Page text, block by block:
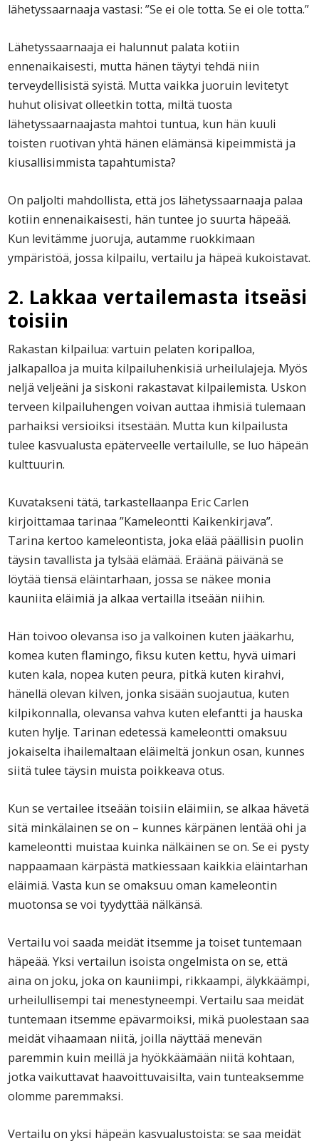
lähetyssaarnaaja vastasi: ”Se ei ole totta. Se ei ole totta.”
Lähetyssaarnaaja ei halunnut palata kotiin
ennenaikaisesti, mutta hänen täytyi tehdä niin
terveydellisistä syistä. Mutta vaikka juoruin levitetyt
huhut olisivat olleetkin totta, miltä tuosta
lähetyssaarnaajasta mahtoi tuntua, kun hän kuuli
toisten ruotivan yhtä hänen elämänsä kipeimmistä ja
kiusallisimmista tapahtumista?
On paljolti mahdollista, että jos lähetyssaarnaaja palaa
kotiin ennenaikaisesti, hän tuntee jo suurta häpeää.
Kun levitämme juoruja, autamme ruokkimaan
ympäristöä, jossa kilpailu, vertailu ja häpeä kukoistavat.
2. Lakkaa vertailemasta itseäsi
toisiin
Rakastan kilpailua: vartuin pelaten koripalloa,
jalkapalloa ja muita kilpailuhenkisiä urheilulajeja. Myös
neljä veljeäni ja siskoni rakastavat kilpailemista. Uskon
terveen kilpailuhengen voivan auttaa ihmisiä tulemaan
parhaiksi versioiksi itsestään. Mutta kun kilpailusta
tulee kasvualusta epäterveelle vertailulle, se luo häpeän
kulttuurin.
Kuvatakseni tätä, tarkastellaanpa Eric Carlen
kirjoittamaa tarinaa ”Kameleontti Kaikenkirjava”.
Tarina kertoo kameleontista, joka elää päällisin puolin
täysin tavallista ja tylsää elämää. Eräänä päivänä se
löytää tiensä eläintarhaan, jossa se näkee monia
kauniita eläimiä ja alkaa vertailla itseään niihin.
Hän toivoo olevansa iso ja valkoinen kuten jääkarhu,
komea kuten flamingo, fiksu kuten kettu, hyvä uimari
kuten kala, nopea kuten peura, pitkä kuten kirahvi,
hänellä olevan kilven, jonka sisään suojautua, kuten
kilpikonnalla, olevansa vahva kuten elefantti ja hauska
kuten hylje. Tarinan edetessä kameleontti omaksuu
jokaiselta ihailemaltaan eläimeltä jonkun osan, kunnes
siitä tulee täysin muista poikkeava otus.
Kun se vertailee itseään toisiin eläimiin, se alkaa hävetä
sitä minkälainen se on – kunnes kärpänen lentää ohi ja
kameleontti muistaa kuinka nälkäinen se on. Se ei pysty
nappaamaan kärpästä matkiessaan kaikkia eläintarhan
eläimiä. Vasta kun se omaksuu oman kameleontin
muotonsa se voi tyydyttää nälkänsä.
Vertailu voi saada meidät itsemme ja toiset tuntemaan
häpeää. Yksi vertailun isoista ongelmista on se, että
aina on joku, joka on kauniimpi, rikkaampi, älykkäämpi,
urheilullisempi tai menestyneempi. Vertailu saa meidät
tuntemaan itsemme epävarmoiksi, mikä puolestaan saa
meidät vihaamaan niitä, joilla näyttää menevän
paremmin kuin meillä ja hyökkäämään niitä kohtaan,
jotka vaikuttavat haavoittuvaisilta, vain tunteaksemme
olomme paremmaksi.
Vertailu on yksi häpeän kasvualustoista: se saa meidät